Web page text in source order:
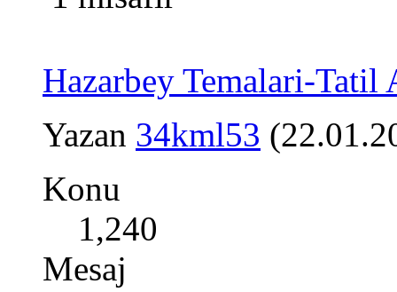
Hazarbey Temalari-Tatil
Yazan 34kml53
Konu
1,240
Mesaj